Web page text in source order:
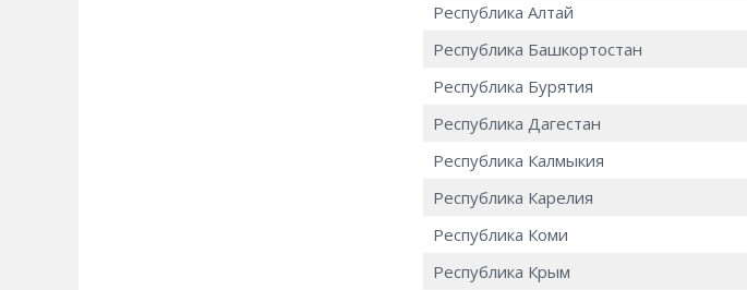
Республика Алтай
Республика Башкортостан
Республика Бурятия
Республика Дагестан
Республика Калмыкия
Республика Карелия
Республика Коми
Республика Крым